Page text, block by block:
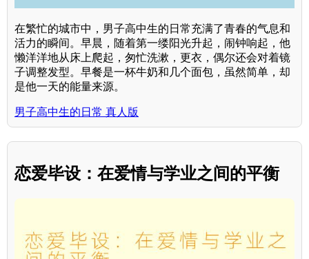
在繁忙的城市中，男子高中生的日常充满了青春的气息和
活力的瞬间。早晨，随着第一缕阳光升起，闹钟响起，他
懒洋洋地从床上爬起，匆忙洗漱，更衣，偶尔还会对着镜
子调整发型。早餐是一杯牛奶和几个面包，虽然简单，却
是他一天的能量来源。
男子高中生的日常 真人版
恋爱毕设：在爱情与学业之间的平衡